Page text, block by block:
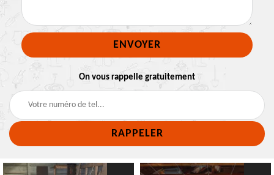
On vous rappelle gratuitement